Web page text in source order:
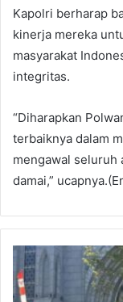
Kapolri berharap
kinerja mereka
masyarakat
integritas.
“Diharapkan
terbaiknya dalam
mengawal seluruh
damai,”